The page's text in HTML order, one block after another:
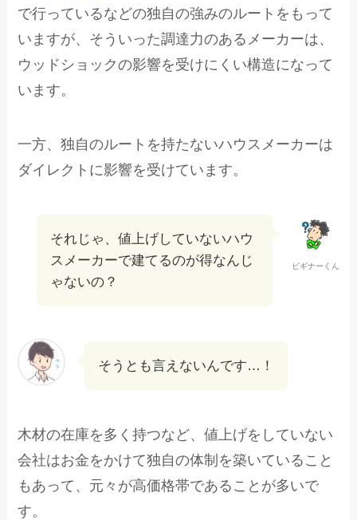
で行っているなどの独自の強みのルートをもって
いますが、そういった調達力のあるメーカーは、
ウッドショックの影響を受けにくい構造になって
います。
一方、独自のルートを持たないハウスメーカーは
ダイレクトに影響を受けています。
ビギナーくん
それじゃ、値上げしていないハウ
スメーカーで建てるのが得なんじ
ゃないの？
そうとも言えないんです…！
木材の在庫を多く持つなど、値上げをしていない
会社はお金をかけて独自の体制を築いていること
もあって、元々が高価格帯であることが多いで
す。